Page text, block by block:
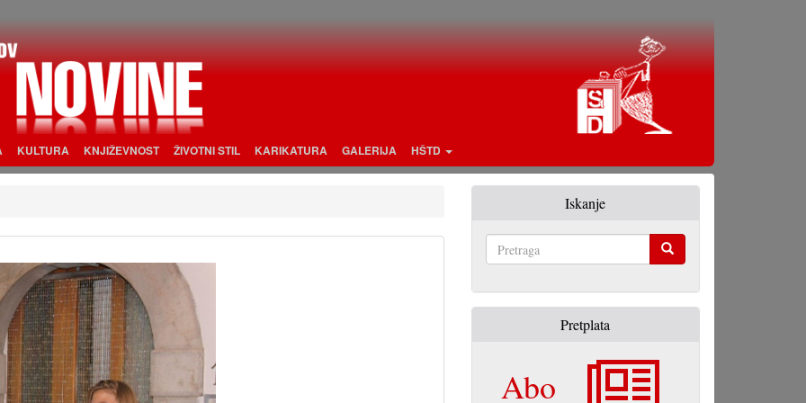
KULTURA KNJIŽEVNOST ŽIVOTNI STIL KARIKATURA GALERIJA HŠTD
Iskanje
Pretplata
Abo